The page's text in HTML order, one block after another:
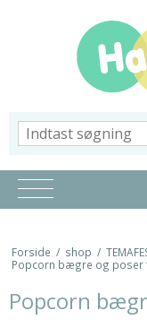
Forside / shop /
Popcorn bægre og poser
Popcorn